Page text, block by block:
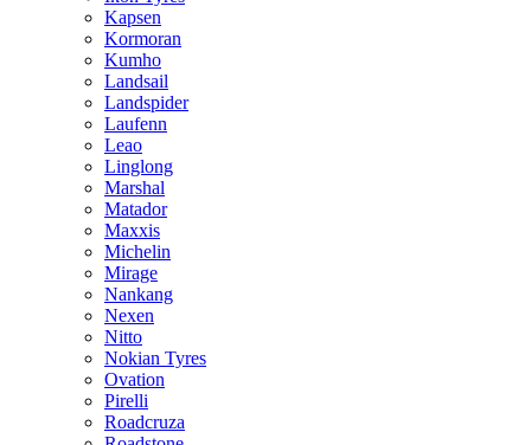
Kapsen
Kormoran
Kumho
Landsail
Landspider
Laufenn
Leao
Linglong
Marshal
Matador
Maxxis
Michelin
Mirage
Nankang
Nexen
Nitto
Nokian Tyres
Ovation
Pirelli
Roadcruza